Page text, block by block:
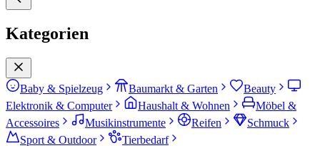
Kategorien
Baby & Spielzeug Baumarkt & Garten
Beauty
Elektronik & Computer
Haushalt & Wohnen
Möbel &
Accessoires
Musikinstrumente Reifen
Schmuck
Sport & Outdoor
Tierbedarf